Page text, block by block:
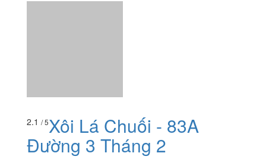
2.1 / 5Xôi Lá Chuối - 83A
Đường 3 Tháng 2